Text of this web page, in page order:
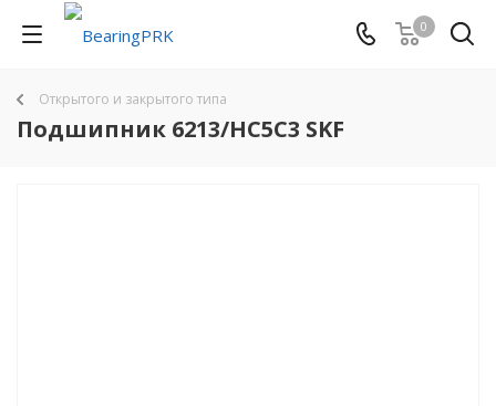
0
Открытого и закрытого типа
Подшипник 6213/HC5C3 SKF